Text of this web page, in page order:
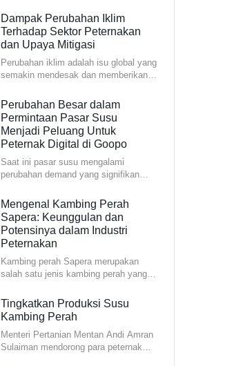
Dampak Perubahan Iklim
Terhadap Sektor Peternakan
dan Upaya Mitigasi
Perubahan iklim adalah isu global yang
semakin mendesak dan memberikan
Perubahan Besar dalam
Permintaan Pasar Susu
Menjadi Peluang Untuk
Peternak Digital di Goopo
Saat ini pasar susu mengalami
perubahan demand yang signifikan
me
Mengenal Kambing Perah
Sapera: Keunggulan dan
Potensinya dalam Industri
Peternakan
Kambing perah Sapera merupakan
salah satu jenis kambing perah yang
Tingkatkan Produksi Susu
Kambing Perah
Menteri Pertanian Mentan Andi Amran
Sulaiman mendorong para peternak